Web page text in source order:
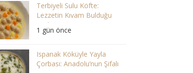
Terbiyeli Sulu Köfte:
Lezzetin Kıvam Bulduğu
Çorba
1 gün önce
Ispanak Köküyle Yayla
Çorbası: Anadolu’nun Şifalı